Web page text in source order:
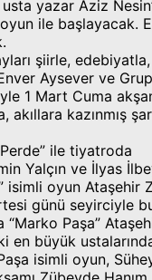
yazar Aziz
ile başlayacak.
şiirle,
Aysever ve
1 Mart Cuma
akıllara kazınmış
ile tiyatroda
Yalçın ve İlyas
isimli oyun
günü seyirciyle
Paşa”
en büyük
isimli oyun,